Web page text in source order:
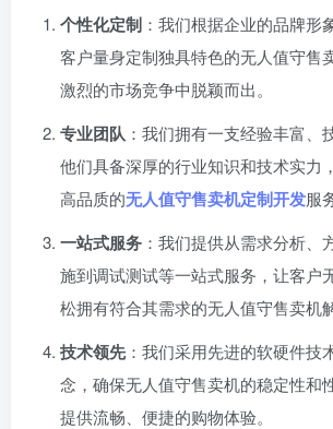
个性化定制 ：我们根据企业的品牌形
客户量身定制独具特色的无人值守售
激烈的市场竞争中脱颖而出。
专业团队 ：我们拥有一支经验丰富、
他们具备深厚的行业知识和技术实力
高品质的无人值守售卖机定制开发服
一站式服务 ：我们提供从需求分析、
施到调试测试等一站式服务，让客户
松拥有符合其需求的无人值守售卖机
技术领先：我们采用先进的软硬件技
念，确保无人值守售卖机的稳定性和
提供流畅、便捷的购物体验。